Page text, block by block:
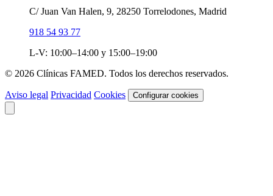
C/ Juan Van Halen, 9, 28250 Torrelodones, Madrid
918 54 93 77
L-V: 10:00–14:00 y 15:00–19:00
© 2026 Clínicas FAMED. Todos los derechos reservados.
Aviso legal Privacidad Cookies Configurar cookies